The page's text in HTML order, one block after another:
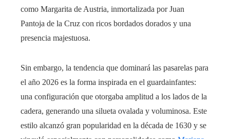
como Margarita de Austria, inmortalizada por Juan
Pantoja de la Cruz con ricos bordados dorados y una
presencia majestuosa.
Sin embargo, la tendencia que dominará las pasarelas para
el año 2026 es la forma inspirada en el guardainfantes:
una configuración que otorgaba amplitud a los lados de la
cadera, generando una silueta ovalada y voluminosa. Este
estilo alcanzó gran popularidad en la década de 1630 y se